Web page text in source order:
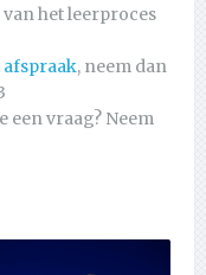
het leerproces
, neem dan
een vraag? Neem